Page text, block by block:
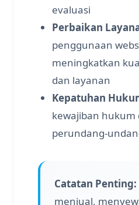
evaluasi
Perbaikan
penggunaan
meningkatkan
dan layanan
Kepatuhan
kewajiban
perundang-
Catatan Penting:
menjual,